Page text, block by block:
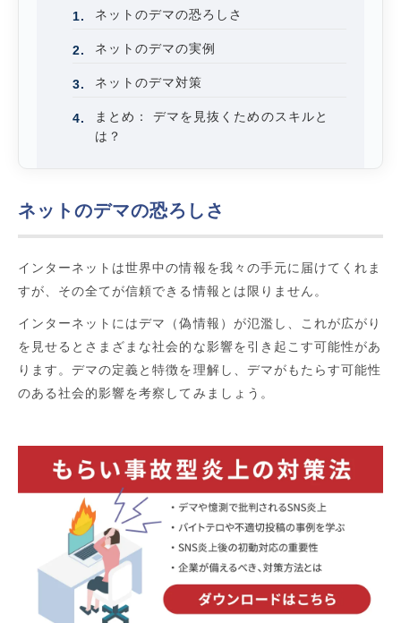
ネットのデマの恐ろしさ
ネットのデマの実例
ネットのデマ対策
まとめ： デマを見抜くためのスキルと
は？
ネットのデマの恐ろしさ
インターネットは世界中の情報を我々の手元に届けてくれま
すが、その全てが信頼できる情報とは限りません。
インターネットにはデマ（偽情報）が氾濫し、これが広がり
を見せるとさまざまな社会的な影響を引き起こす可能性があ
ります。デマの定義と特徴を理解し、デマがもたらす可能性
のある社会的影響を考察してみましょう。